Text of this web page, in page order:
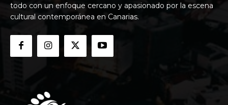
todo con un enfoque cercano y apasionado por la escena
cultural contemporánea en Canarias.